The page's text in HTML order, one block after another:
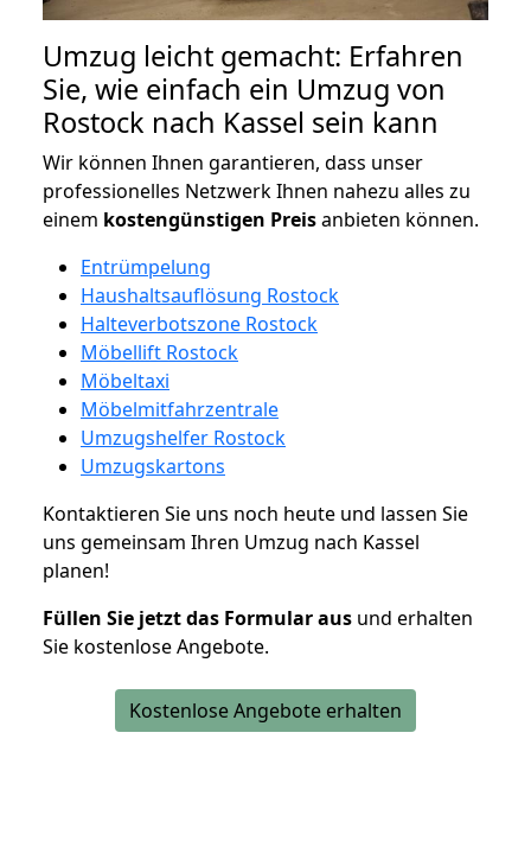
Umzug leicht gemacht: Erfahren
Sie, wie einfach ein Umzug von
Rostock nach Kassel sein kann
Wir können Ihnen garantieren, dass unser
professionelles Netzwerk Ihnen nahezu alles zu
einem kostengünstigen Preisanbieten können.
Entrümpelung
Haushaltsauflösung Rostock
Halteverbotszone Rostock
Möbellift Rostock
Möbeltaxi
Möbelmitfahrzentrale
Umzugshelfer Rostock
Umzugskartons
Kontaktieren Sie uns noch heute und lassen Sie
uns gemeinsam Ihren Umzug nach Kassel
planen!
Füllen Sie jetzt das Formular aus und erhalten
Sie kostenlose Angebote.
Kostenlose Angebote erhalten